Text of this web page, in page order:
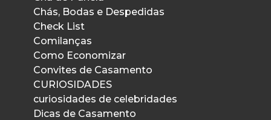
Chás, Bodas e Despedidas
Check List
Comilanças
Como Economizar
Convites de Casamento
CURIOSIDADES
curiosidades de celebridades
Dicas de Casamento